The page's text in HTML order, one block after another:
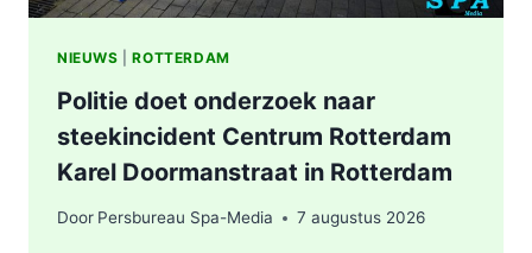
NIEUWS |ROTTERDAM
Politie doet onderzoek naar
steekincident Centrum Rotterdam
Karel Doormanstraat in Rotterdam
Door Persbureau Spa-Media 7 augustus 2026